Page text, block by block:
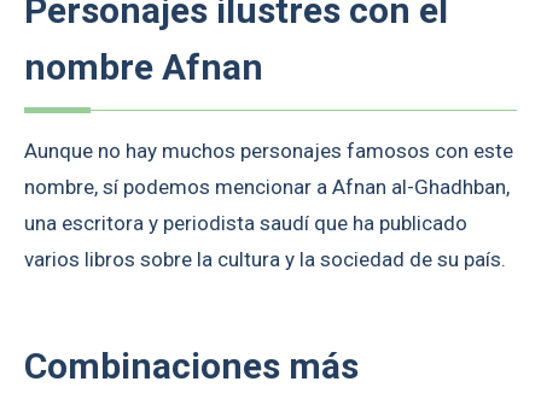
Personajes ilustres con el
nombre Afnan
Aunque no hay muchos personajes famosos con este
nombre, sí podemos mencionar a Afnan al-Ghadhban,
una escritora y periodista saudí que ha publicado
varios libros sobre la cultura y la sociedad de su país.
Combinaciones más